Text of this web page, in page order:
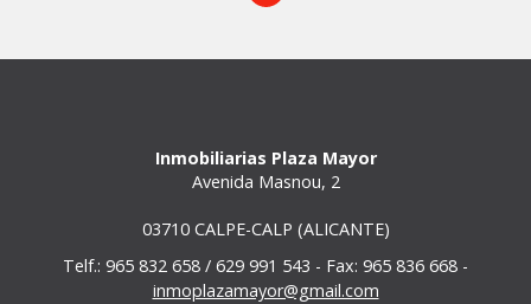
Inmobiliarias Plaza Mayor
Avenida Masnou, 2
03710 CALPE-CALP (ALICANTE)
Telf.: 965 832 658 / 629 991 543 - Fax: 965 836 668 -
inmoplazamayor@gmail.com